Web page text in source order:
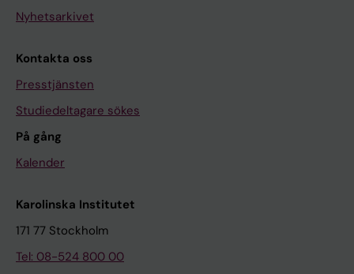
Nyhetsarkivet
Kontakta oss
Presstjänsten
Studiedeltagare sökes
På gång
Kalender
Karolinska Institutet
171 77 Stockholm
Tel: 08-524 800 00